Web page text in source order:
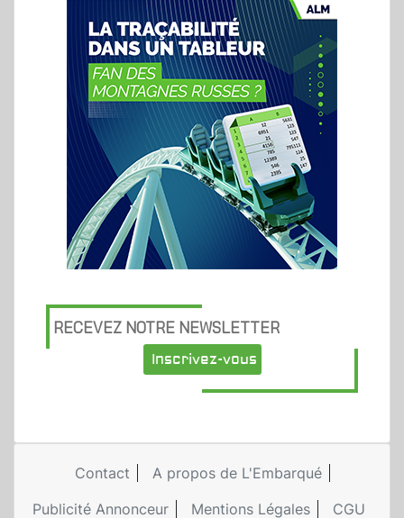
RECEVEZ NOTRE NEWSLETTER
Inscrivez-vous
Contact
A propos de L'Embarqué
Publicité Annonceur
Mentions Légales CGU